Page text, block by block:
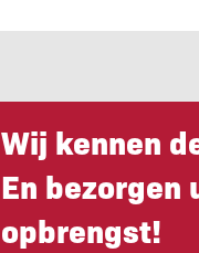
Wij kennen
En bezorgen
opbrengst!